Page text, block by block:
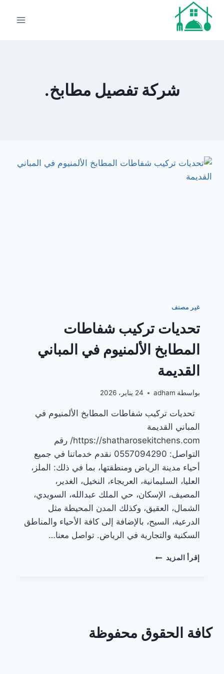
التجاوز
المحتوى
شركة تفصيل مطابخ.
غير مصنف
تحديات تركيب شفاطات
المطابخ الألمنيوم في المباني
القديمة
بواسطة adham 24 يناير، 2026
تحديات تركيب شفاطات المطابخ الألمنيوم في
المباني القديمة
https://shatharosekitchens.com/ رقم
التواصل: 0557094290 نقدم خدماتنا في جميع
أحياء مدينة الرياض ومنطقتها، بما في ذلك: الملز،
العليا، السليمانية، العريجاء، النخيل، الغدير،
المصيف، الإسكان، حي الملك عبدالله، السويدي،
الشمال، العقيق، وكذلك المدن المحيطة مثل
الدرعية، السيح، بالإضافة إلى كافة الأحياء والمناطق
السكنية والتجارية في الرياض. تواصل معنا…
إقرأ المزيد تحديات
القديمة
كافة الحقوق محفوظة